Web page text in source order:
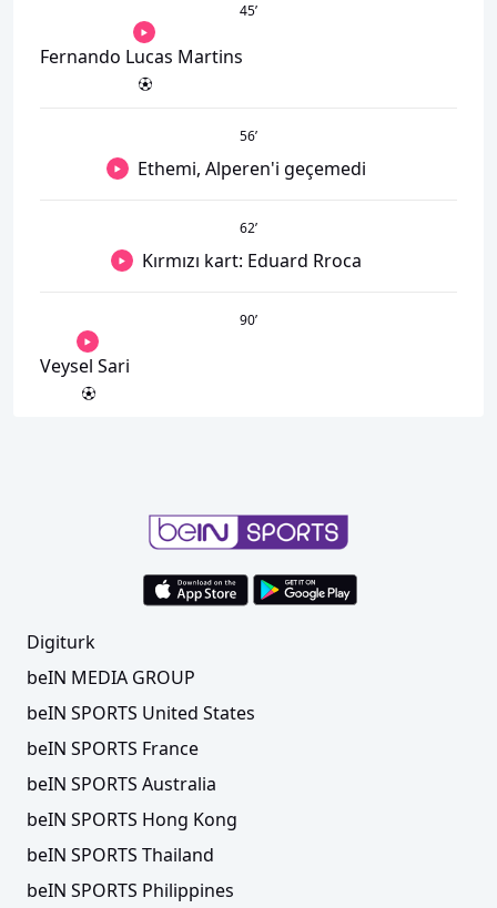
45’
Fernando Lucas Martins
56’
Ethemi, Alperen'i geçemedi
62’
Kırmızı kart: Eduard Rroca
90’
Veysel Sari
Digiturk
beIN MEDIA GROUP
beIN SPORTS United States
beIN SPORTS France
beIN SPORTS Australia
beIN SPORTS Hong Kong
beIN SPORTS Thailand
beIN SPORTS Philippines